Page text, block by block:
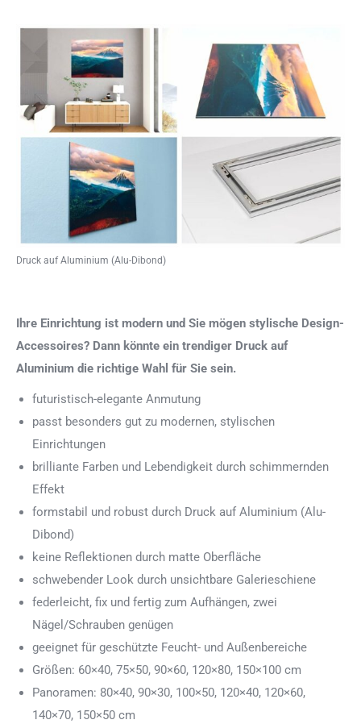
Druck auf Aluminium (Alu-Dibond)
Ihre Einrichtung ist modern und Sie mögen stylische Design-
Accessoires? Dann könnte ein trendiger Druck auf
Aluminium die richtige Wahl für Sie sein.
futuristisch-elegante Anmutung
passt besonders gut zu modernen, stylischen
Einrichtungen
brilliante Farben und Lebendigkeit durch schimmernden
Effekt
formstabil und robust durch Druck auf Aluminium (Alu-
Dibond)
keine Reflektionen durch matte Oberfläche
schwebender Look durch unsichtbare Galerieschiene
federleicht, fix und fertig zum Aufhängen, zwei
Nägel/Schrauben genügen
geeignet für geschützte Feucht- und Außenbereiche
Größen: 60×40, 75×50, 90×60, 120×80, 150×100 cm
Panoramen: 80×40, 90×30, 100×50, 120×40, 120×60,
140×70, 150×50 cm